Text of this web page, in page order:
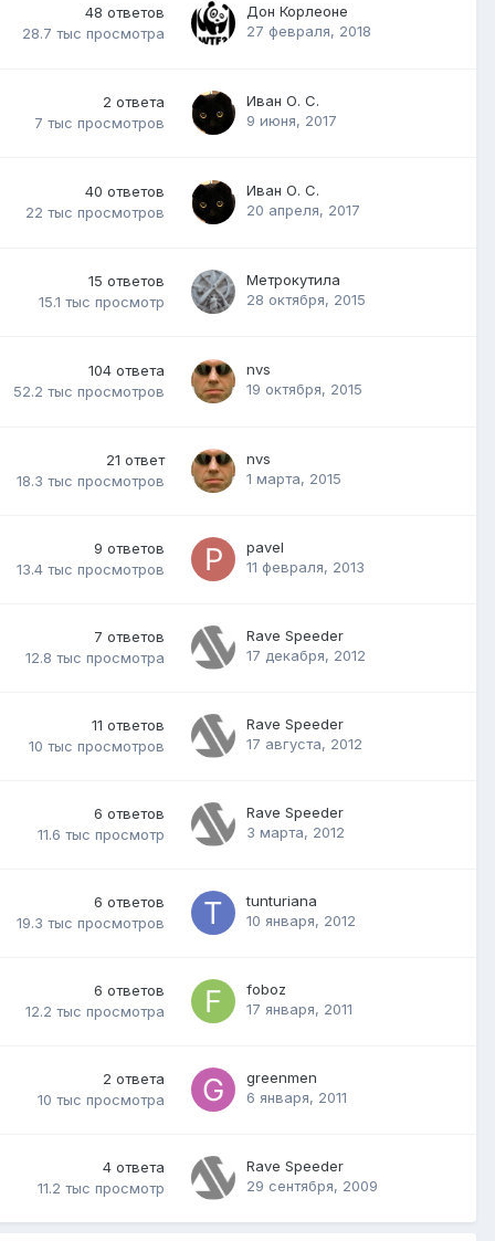
48 ответов
28.7 тыс просмотра
Дон Корлеоне
27 февраля, 2018
2 ответа
7 тыс просмотров
Иван О. С.
9 июня, 2017
40 ответов
22 тыс просмотров
Иван О. С.
20 апреля, 2017
15 ответов
15.1 тыс просмотр
Метрокутила
28 октября, 2015
104 ответа
52.2 тыс просмотров
nvs
19 октября, 2015
21 ответ
18.3 тыс просмотров
nvs
1 марта, 2015
9 ответов
13.4 тыс просмотров
pavel
11 февраля, 2013
7 ответов
12.8 тыс просмотра
Rave Speeder
17 декабря, 2012
11 ответов
10 тыс просмотров
Rave Speeder
17 августа, 2012
6 ответов
11.6 тыс просмотр
Rave Speeder
3 марта, 2012
6 ответов
19.3 тыс просмотров
tunturiana
10 января, 2012
6 ответов
12.2 тыс просмотра
foboz
17 января, 2011
2 ответа
10 тыс просмотра
greenmen
6 января, 2011
4 ответа
11.2 тыс просмотр
Rave Speeder
29 сентября, 2009